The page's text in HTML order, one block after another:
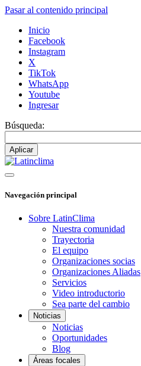
Pasar al contenido principal
Inicio
Facebook
Instagram
X
TikTok
WhatsApp
Youtube
Ingresar
Búsqueda:
Navegación principal
Sobre LatinClima
Nuestra comunidad
Trayectoria
El equipo
Organizaciones socias
Organizaciones Aliadas
Servicios
Video introductorio
Sea parte del cambio
Noticias
Noticias
Oportunidades
Blog
Áreas focales